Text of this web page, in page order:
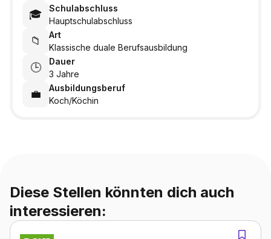
🎓
Schulabschluss
Hauptschulabschluss
📁
Art
Klassische duale Berufsausbildung
🕒
Dauer
3 Jahre
💼
Ausbildungsberuf
Koch/Köchin
Diese Stellen könnten dich auch
interessieren: